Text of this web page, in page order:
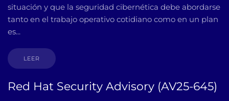
situación y que la seguridad cibernética debe abordarse
tanto en el trabajo operativo cotidiano como en un plan
es...
LEER
Red Hat Security Advisory (AV25-645)